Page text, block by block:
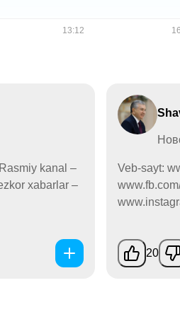
kanal –
xabarlar –
Veb-sayt:
20